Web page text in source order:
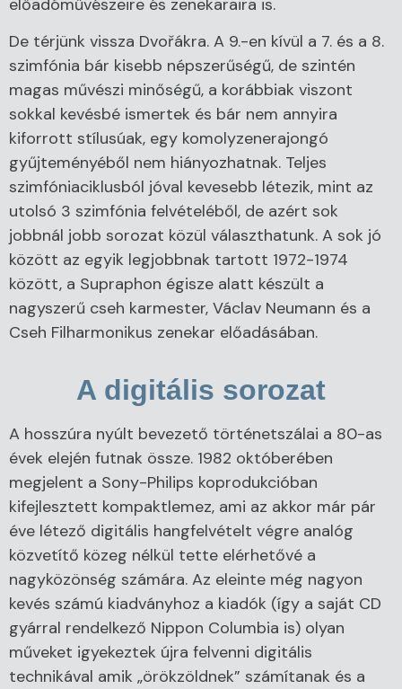
De térjünk vissza Dvořákra. A 9.-en kívül a 7. és a 8.
szimfónia bár kisebb népszerűségű, de szintén
magas művészi minőségű, a korábbiak viszont
sokkal kevésbé ismertek és bár nem annyira
kiforrott stílusúak, egy komolyzenerajongó
gyűjteményéből nem hiányozhatnak. Teljes
szimfóniaciklusból jóval kevesebb létezik, mint az
utolsó 3 szimfónia felvételéből, de azért sok
jobbnál jobb sorozat közül választhatunk. A sok jó
között az egyik legjobbnak tartott 1972-1974
között, a Supraphon égisze alatt készült a
nagyszerű cseh karmester, Václav Neumann és a
Cseh Filharmonikus zenekar előadásában.
A digitális sorozat
A hosszúra nyúlt bevezető történetszálai a 80-as
évek elején futnak össze. 1982 októberében
megjelent a Sony-Philips koprodukcióban
kifejlesztett kompaktlemez, ami az akkor már pár
éve létező digitális hangfelvételt végre analóg
közvetítő közeg nélkül tette elérhetővé a
nagyközönség számára. Az eleinte még nagyon
kevés számú kiadványhoz a kiadók (így a saját CD
gyárral rendelkező Nippon Columbia is) olyan
műveket igyekeztek újra felvenni digitális
technikával amik „örökzöldnek” számítanak és a